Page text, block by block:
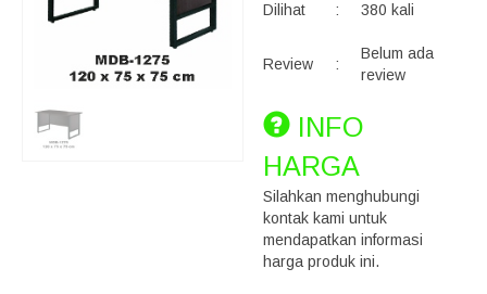
Dilihat : 380 kali
Review :
Belum ada
review
INFO
HARGA
Silahkan menghubungi
kontak kami untuk
mendapatkan informasi
harga produk ini.